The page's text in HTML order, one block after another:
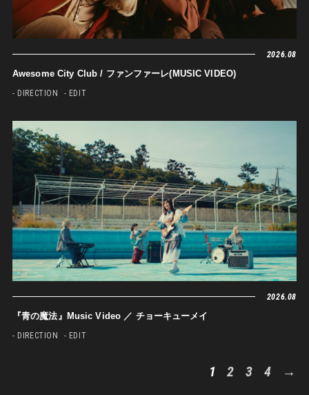
2026.08
Awesome City Club / ファンファーレ(MUSIC VIDEO)
- DIRECTION - EDIT
2026.08
『青の魔法』Music Video ／ チョーキューメイ
- DIRECTION - EDIT
1 2 3 4 →